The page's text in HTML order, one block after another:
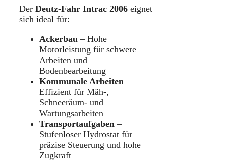
Der Deutz-Fahr Intrac 2006 eignet
sich ideal für:
Ackerbau – Hohe
Motorleistung für schwere
Arbeiten und
Bodenbearbeitung
Kommunale Arbeiten –
Effizient für Mäh-,
Schneeräum- und
Wartungsarbeiten
Transportaufgaben –
Stufenloser Hydrostat für
präzise Steuerung und hohe
Zugkraft